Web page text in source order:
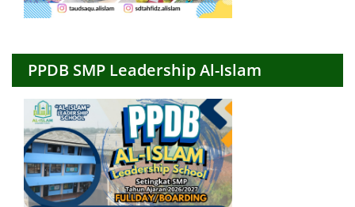
PPDB SMP Leadership Al-Islam